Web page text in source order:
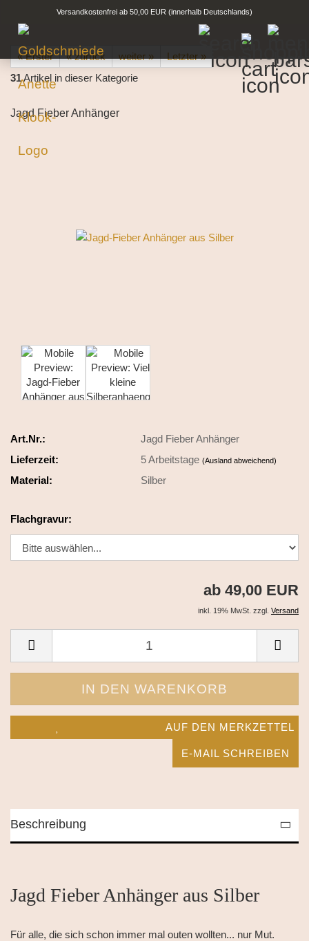
Versandkostenfrei ab 50,00 EUR (innerhalb Deutschlands)
« Erster « zurück weiter »
Letzter »
31Artikel in dieser Kategorie
Jagd Fieber Anhänger
Art.Nr.:
Jagd Fieber Anhänger
Lieferzeit:
5 Arbeitstage(Ausland abweichend)
Material: Silber
Flachgravur:
ab 49,00 EUR
inkl. 19% MwSt. zzgl. Versand
AUF DEN MERKZETTEL
E-MAIL SCHREIBEN
Beschreibung
Jagd Fieber Anhänger aus Silber
Für alle, die sich schon immer mal outen wollten... nur Mut.